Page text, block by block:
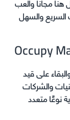
السريع والسهل
على قيد
والشركات
نوعًا متعدد